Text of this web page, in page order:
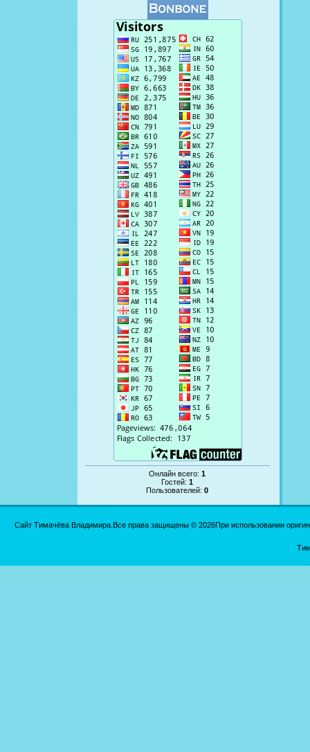
Онлайн всего:1
Гостей:1
Пользователей:0
Сайт Тимачёва Владимира.Все права защищены © 2026При использовании